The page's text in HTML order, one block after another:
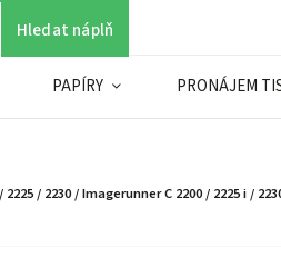
Hledat náplň
PAPÍRY PRONÁJEM
/ 2230 / Imagerunner C 2200 / 2225 i /